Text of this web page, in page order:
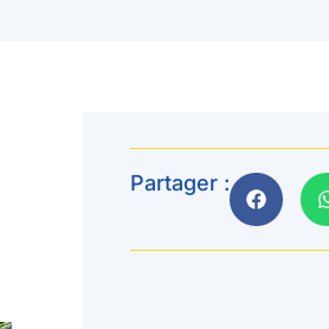
Partager :